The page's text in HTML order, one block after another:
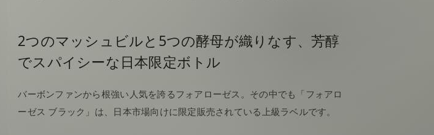
2つのマッシュビルと5つの酵母が織りなす、芳醇
でスパイシーな日本限定ボトル
バーボンファンから根強い人気を誇るフォアローゼス。その中でも「フォアロ
ーゼス ブラック」は、日本市場向けに限定販売されている上級ラベルです。